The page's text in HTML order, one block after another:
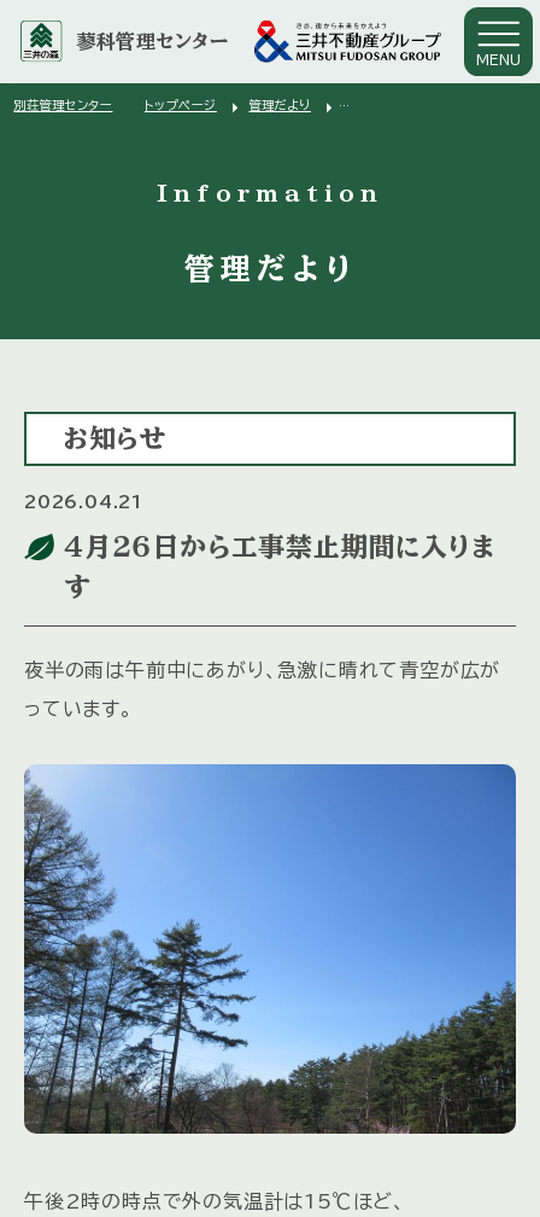
蓼科管理センター
MENU
別荘管理センター トップページ arrow_right 管理だより arrow_right
Information
管理だより
お知らせ
2026.04.21
４月２６日から工事禁止期間に入りま
す
夜半の雨は午前中にあがり、急激に晴れて青空が広が
っています。
午後2時の時点で外の気温計は15℃ほど、